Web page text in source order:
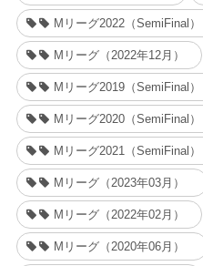
Mリーグ2022（SemiFinal）
Mリーグ（2022年12月）
Mリーグ2019（SemiFinal）
Mリーグ2020（SemiFinal）
Mリーグ2021（SemiFinal）
Mリーグ（2023年03月）
Mリーグ（2022年02月）
Mリーグ（2020年06月）